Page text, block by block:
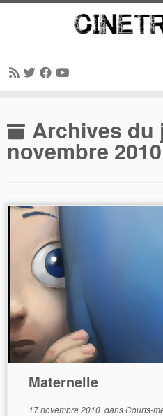
au
contenuArchives du
novembre 2010
Maternelle
17 novembre 2010dansCourts-